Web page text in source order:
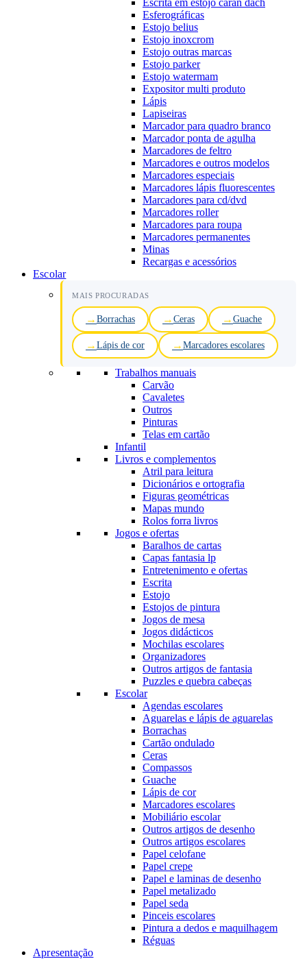
Escrita em estojo caran dach
Esferográficas
Estojo belius
Estojo inoxcrom
Estojo outras marcas
Estojo parker
Estojo watermam
Expositor multi produto
Lápis
Lapiseiras
Marcador para quadro branco
Marcador ponta de agulha
Marcadores de feltro
Marcadores e outros modelos
Marcadores especiais
Marcadores lápis fluorescentes
Marcadores para cd/dvd
Marcadores roller
Marcadores para roupa
Marcadores permanentes
Minas
Recargas e acessórios
Escolar
MAIS PROCURADAS
Borrachas Ceras Guache
Lápis de cor Marcadores escolares
Trabalhos manuais
Carvão
Cavaletes
Outros
Pinturas
Telas em cartão
Infantil
Livros e complementos
Atril para leitura
Dicionários e ortografia
Figuras geométricas
Mapas mundo
Rolos forra livros
Jogos e ofertas
Baralhos de cartas
Capas fantasia lp
Entretenimento e ofertas
Escrita
Estojo
Estojos de pintura
Jogos de mesa
Jogos didácticos
Mochilas escolares
Organizadores
Outros artigos de fantasia
Puzzles e quebra cabeças
Escolar
Agendas escolares
Aguarelas e lápis de aguarelas
Borrachas
Cartão ondulado
Ceras
Compassos
Guache
Lápis de cor
Marcadores escolares
Mobiliário escolar
Outros artigos de desenho
Outros artigos escolares
Papel celofane
Papel crepe
Papel e laminas de desenho
Papel metalizado
Papel seda
Pinceis escolares
Pintura a dedos e maquilhagem
Réguas
Apresentação